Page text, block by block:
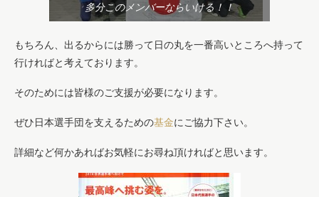
多分このメンバーならいける！！
もちろん、出るからには勝って日の丸を一番高いところへ持って
行ければと考えております。
そのためには皆様のご支援が必要になります。
ぜひ日本選手団を支えるための基金にご協力下さい。
詳細など何かあればお気軽にお尋ね頂ければと思います。